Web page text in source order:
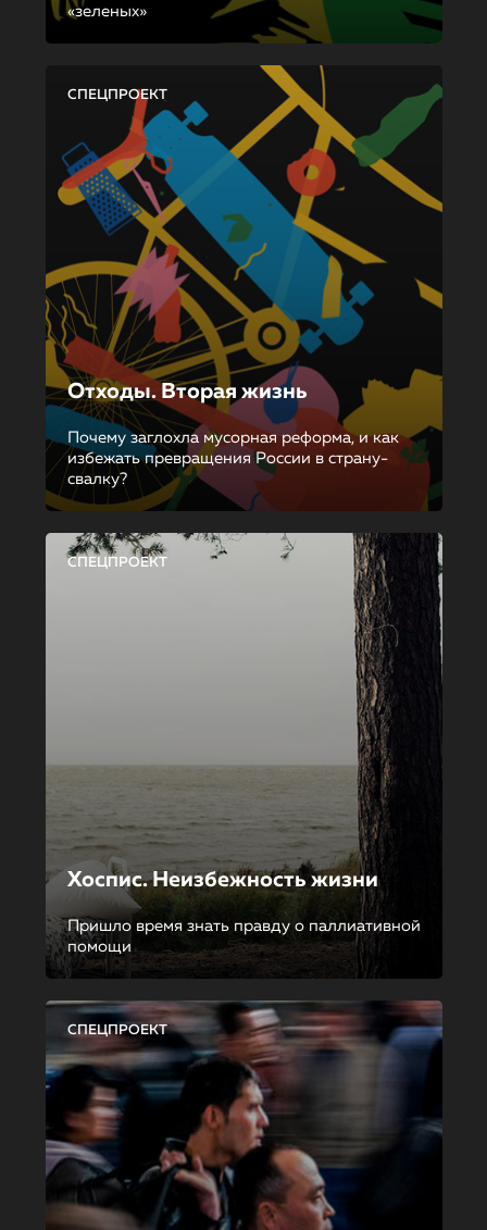
«зеленых»
СПЕЦПРОЕКТ
Отходы. Вторая жизнь
Почему заглохла мусорная реформа, и как
избежать превращения России в страну-
свалку?
СПЕЦПРОЕКТ
Хоспис. Неизбежность жизни
Пришло время знать правду о паллиативной
помощи
СПЕЦПРОЕКТ